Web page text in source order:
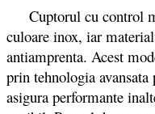
Cuptorul cu control
culoare inox, iar
antiamprenta. Acest
prin tehnologia avansata
asigura performante